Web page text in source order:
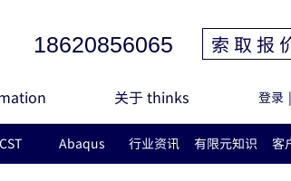
18620856065
登录 |
索 取 报
关于 thinks
CST Abaqus 行业资讯 有限元知识 客